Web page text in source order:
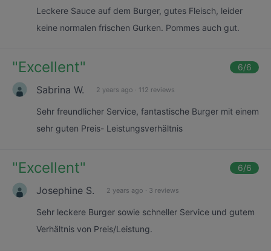
Leckere Sauce auf dem Burger, gutes Fleisch, leider
keine normalen frischen Gurken. Pommes auch gut.
"Excellent" 6/6
Sabrina W. 2 years ago · 112 reviews
Sehr freundlicher Service, fantastische Burger mit einem
sehr guten Preis- Leistungsverhältnis
"Excellent" 6/6
Josephine S. 2 years ago · 3 reviews
Sehr leckere Burger sowie schneller Service und gutem
Verhältnis von Preis/Leistung.